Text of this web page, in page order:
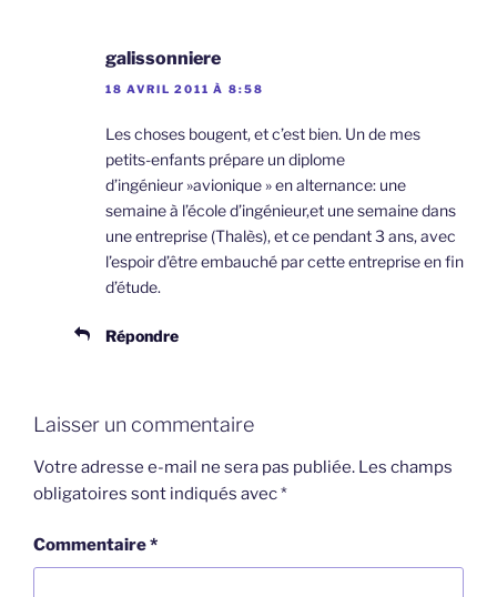
galissonniere
18 AVRIL 2011 À 8:58
Les choses bougent, et c’est bien. Un de mes
petits-enfants prépare un diplome
d’ingénieur »avionique » en alternance: une
semaine à l’école d’ingénieur,et une semaine dans
une entreprise (Thalès), et ce pendant 3 ans, avec
l’espoir d’être embauché par cette entreprise en fin
d’étude.
Répondre
Laisser un commentaire
Votre adresse e-mail ne sera pas publiée. Les champs
obligatoires sont indiqués avec*
Commentaire*